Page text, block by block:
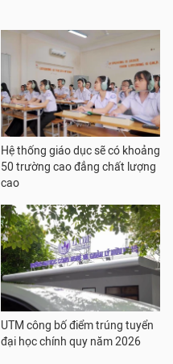
Hệ thống giáo dục sẽ có khoảng
50 trường cao đẳng chất lượng
cao
UTM công bố điểm trúng tuyển
đại học chính quy năm 2026